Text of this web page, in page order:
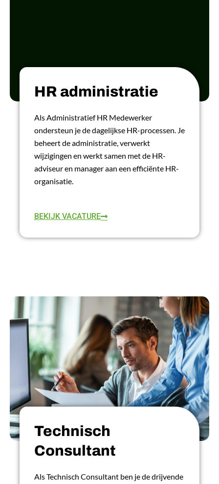
LEES MEER
HR administratie
Als Administratief HR Medewerker
ondersteun je de dagelijkse HR-processen. Je
beheert de administratie, verwerkt
wijzigingen en werkt samen met de HR-
adviseur en manager aan een efficiënte HR-
organisatie.
BEKIJK VACATURE
Technisch
Consultant
Als Technisch Consultant ben je de drijvende